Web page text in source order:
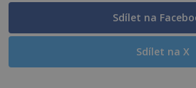
Sdílet na
Sdílet na X